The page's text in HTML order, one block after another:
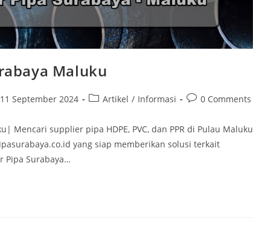
Maluku
11 September 2024 Artikel / Informasi 0 Comments
Mencari supplier pipa HDPE, PVC, dan PPR di Pulau Maluku
yang siap memberikan solusi terkait
Pipa Surabaya…